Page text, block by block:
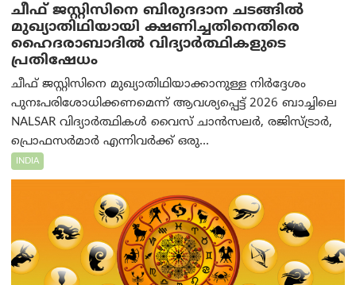
ചീഫ് ജസ്റ്റിസിനെ ബിരുദദാന ചടങ്ങില്‍
മുഖ്യാതിഥിയായി ക്ഷണിച്ചതിനെതിരെ
ഹൈദരാബാദില്‍ വിദ്യാർത്ഥികളുടെ
പ്രതിഷേധം
ചീഫ് ജസ്റ്റിസിനെ മുഖ്യാതിഥിയാക്കാനുള്ള നിർദ്ദേശം
പുനഃപരിശോധിക്കണമെന്ന് ആവശ്യപ്പെട്ട് 2026 ബാച്ചിലെ
NALSAR വിദ്യാർത്ഥികൾ വൈസ് ചാൻസലർ, രജിസ്ട്രാർ,
പ്രൊഫസർമാർ എന്നിവർക്ക് ഒരു...
INDIA